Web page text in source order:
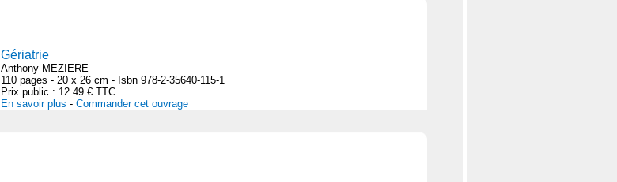
Gériatrie
Anthony MEZIERE
110 pages - 20 x 26 cm - Isbn 978-2-35640-115-1
Prix public : 12.49 € TTC
En savoir plus - Commander cet ouvrage